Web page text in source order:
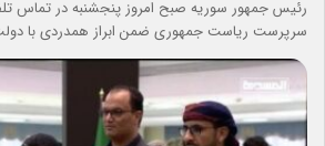
رئیس جمهور سوریه صبح امروز پنجشنبه در تماس
سرپرست ریاست جمهوری ضمن ابراز همدردی با